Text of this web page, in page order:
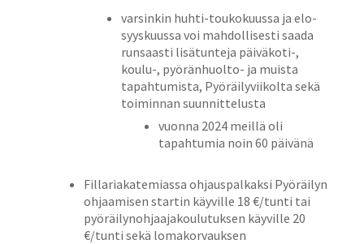
varsinkin huhti-toukokuussa ja elo-
syyskuussa voi mahdollisesti saada
runsaasti lisätunteja päiväkoti-,
koulu-, pyöränhuolto- ja muista
tapahtumista, Pyöräilyviikolta sekä
toiminnan suunnittelusta
vuonna 2024 meillä oli
tapahtumia noin 60 päivänä
Fillariakatemiassa ohjauspalkaksi Pyöräilyn
ohjaamisen startin käyville 18 €/tunti tai
pyöräilynohjaajakoulutuksen käyville 20
€/tunti sekä lomakorvauksen